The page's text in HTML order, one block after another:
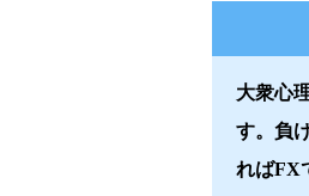
大衆心
す。負
ればFX